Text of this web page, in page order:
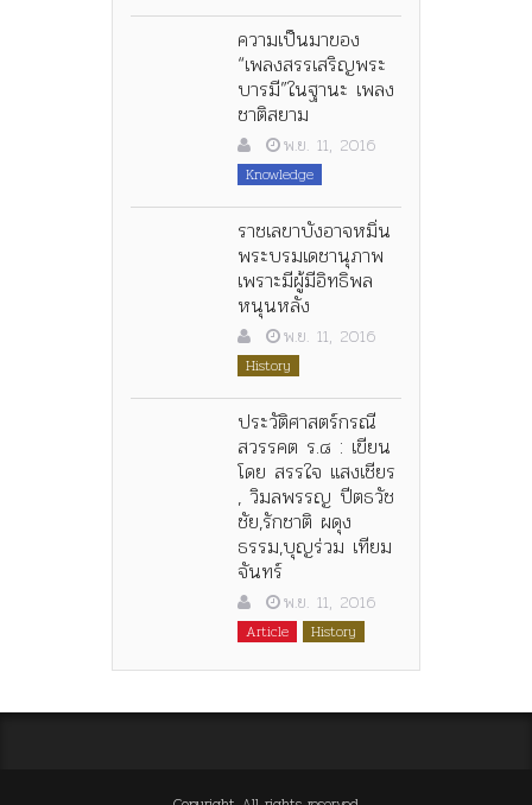
ความเป็นมาของ
“เพลงสรรเสริญพระ
บารมี”ในฐานะ เพลง
ชาติสยาม
พ.ย. 11, 2016
Knowledge
ราชเลขาบังอาจหมิ่น
พระบรมเดชานุภาพ
เพราะมีผู้มีอิทธิพล
หนุนหลัง
พ.ย. 11, 2016
History
ประวัติศาสตร์กรณี
สวรรคต ร.๘ : เขียน
โดย สรรใจ แสงเชียร
, วิมลพรรญ ปีตธวัช
ชัย,รักชาติ ผดุง
ธรรม,บุญร่วม เทียม
จันทร์
พ.ย. 11, 2016
Article History